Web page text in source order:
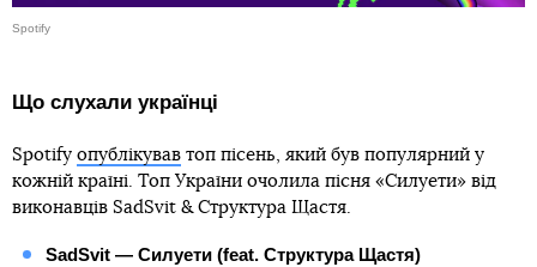
Spotify
Що слухали українці
Spotify опублікував топ пісень, який був популярний у
кожній країні. Топ України очолила пісня «Силуети» від
виконавців SadSvit & Структура Щастя.
SadSvit — Силуети (feat. Структура Щастя)